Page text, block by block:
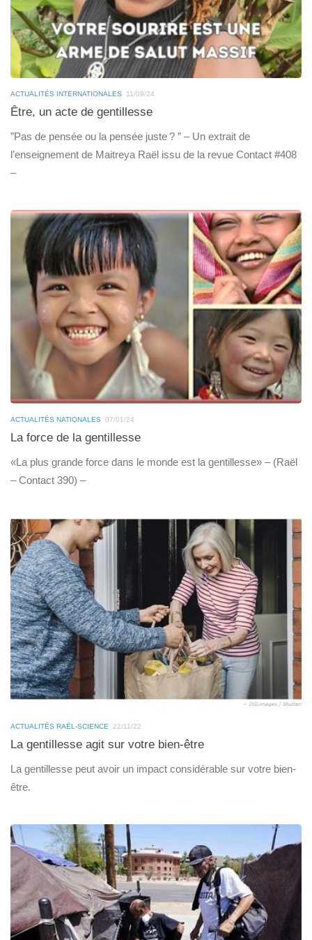
ACTUALITÉS INTERNATIONALES 11/09/24
Être, un acte de gentillesse
”Pas de pensée ou la pensée juste ? ” – Un extrait de
l’enseignement de Maitreya Raël issu de la revue Contact #408
–
ACTUALITÉS NATIONALES 07/01/24
La force de la gentillesse
«La plus grande force dans le monde est la gentillesse» – (Raël
– Contact 390) –
ACTUALITÉS RAËL-SCIENCE 22/11/22
La gentillesse agit sur votre bien-être
La gentillesse peut avoir un impact considérable sur votre bien-
être.